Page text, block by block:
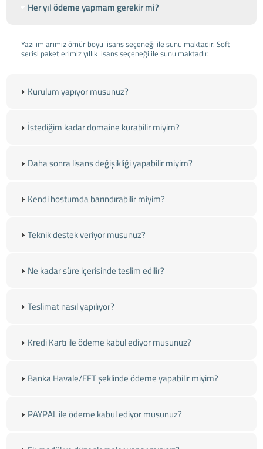
Her yıl ödeme yapmam gerekir mi?
Yazılımlarımız ömür boyu lisans seçeneği ile sunulmaktadır. Soft
serisi paketlerimiz yıllık lisans seçeneği ile sunulmaktadır.
Kurulum yapıyor musunuz?
İstediğim kadar domaine kurabilir miyim?
Daha sonra lisans değişikliği yapabilir miyim?
Kendi hostumda barındırabilir miyim?
Teknik destek veriyor musunuz?
Ne kadar süre içerisinde teslim edilir?
Teslimat nasıl yapılıyor?
Kredi Kartı ile ödeme kabul ediyor musunuz?
Banka Havale/EFT şeklinde ödeme yapabilir miyim?
PAYPAL ile ödeme kabul ediyor musunuz?